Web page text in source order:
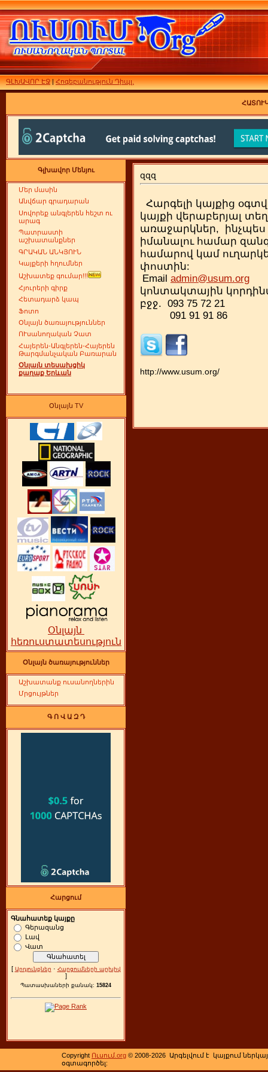
ԳԼԽԱՎՈՐ ԷՋ|Հոգեբանություն Դիպլ.
Գլխավոր Մենյու
Մեր մասին
Անվճար գրադարան
Սովորեք անգլերեն հեշտ ու
արագ
Պատրաստի
աշխատանքներ
ԳՐԱԿԱՆ ԱՆԿՅՈՒՆ
Կայքերի հղումներ
Աշխատեք գումար!!!
Հյուրերի գիրք
Հետադարձ կապ
Ֆոտո
Օնլայն ծառայություններ
ՈՒսանողական Չատ
Հայերեն-Անգլերեն-Հայերեն
Թարգմանչական Բառարան
Օնլայն տեսախցիկ
քաղաք Երևան
Օնլայն TV
Օնլայն
հեռուստատեսություն
Օնլայն ծառայություններ
Աշխատանք ուսանողներին
Մրցույթներ
Գ Ո Վ Ա Զ Դ
Հարցում
Գնահատեք կայքը
Գերազանց
Լավ
Վատ
[ Արդյունքներ · Հարցումների արխիվ
]
Պատասխաների քանակ: 15824
զզզ
Հարգելի կայքից
կայքի վերաբերյալ
առաջարկներ, ինչպես
իմանալու համար
համարով կամ
փոստին:
Email admin@usum.org
կոնտակտային
բջջ. 093 75 72
091 91 91 86
http://www.usum.org/
Copyright Ուսում.org © 2008-2026 Արգելվում է կայքում
օգտագործել: